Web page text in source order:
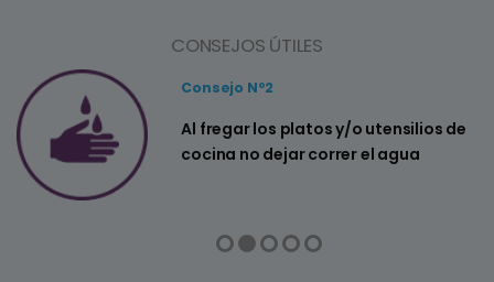
CONSEJOS ÚTILES
Consejo Nº2
Al fregar los platos y/o utensilios de
cocina no dejar correr el agua